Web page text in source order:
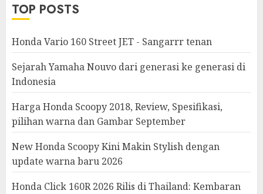
TOP POSTS
Honda Vario 160 Street JET - Sangarrr tenan
Sejarah Yamaha Nouvo dari generasi ke generasi di
Indonesia
Harga Honda Scoopy 2018, Review, Spesifikasi,
pilihan warna dan Gambar September
New Honda Scoopy Kini Makin Stylish dengan
update warna baru 2026
Honda Click 160R 2026 Rilis di Thailand: Kembaran